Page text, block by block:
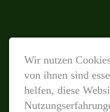
Wir nutzen
von ihnen sind
helfen, diese